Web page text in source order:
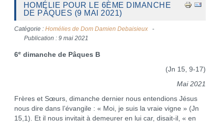
HOMÉLIE POUR LE 6ÈME DIMANCHE
DE PÂQUES (9 MAI 2021)
Catégorie : Homélies de Dom Damien Debaisieux
Publication : 9 mai 2021
6edimanche de Pâques B
(Jn 15, 9-17)
Mai 2021
Frères et Sœurs, dimanche dernier nous entendions Jésus
nous dire dans l’évangile : « Moi, je suis la vraie vigne » (Jn
15,1). Et il nous invitait à demeurer en lui car, disait-il, « en